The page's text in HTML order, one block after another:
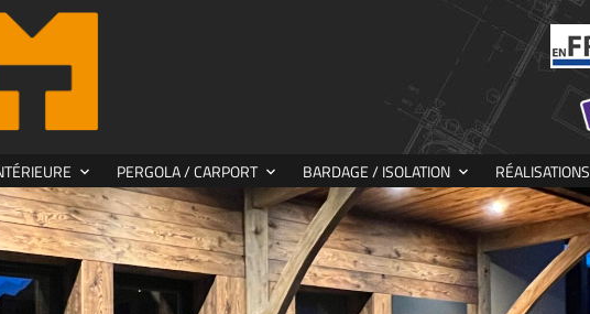
PERGOLA / CARPORT BARDAGE / ISOLATION RÉALISATIONS